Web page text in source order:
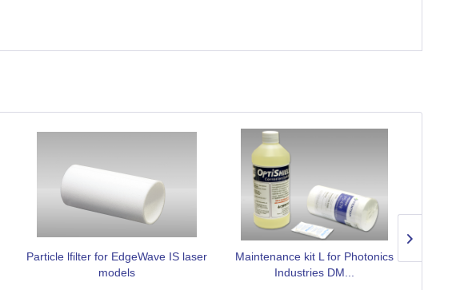
Particle lfilter for EdgeWave IS laser
models
Maintenance kit L for Photonics
Industries DM...